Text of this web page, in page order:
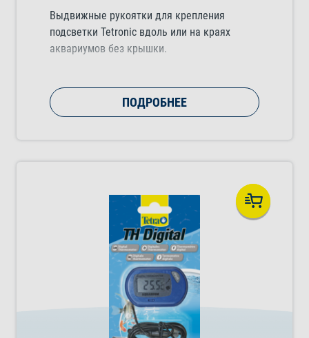
Выдвижные рукоятки для крепления
подсветки Tetronic вдоль или на краях
аквариумов без крышки.
ПОДРОБНЕЕ